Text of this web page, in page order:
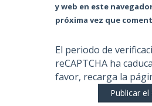
y web en este
próxima vez que
El periodo de
reCAPTCHA ha
favor, recarga la